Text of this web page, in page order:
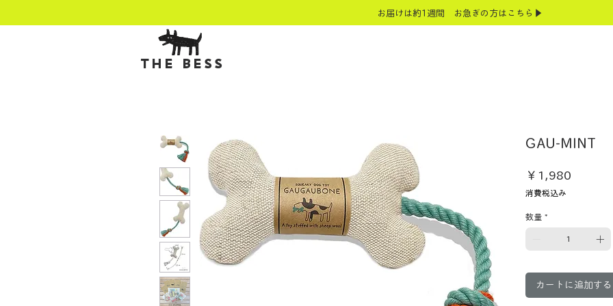
お届けは約1週間 お急ぎの方はこちら▶
THE BESS
GAU-MINT
￥1,980
消費税込み
数量 *
カートに追加する